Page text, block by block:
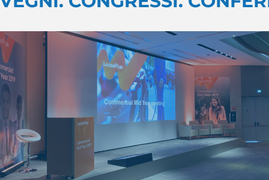
Audio video luci
per eventi aziendali di ogni tipo.